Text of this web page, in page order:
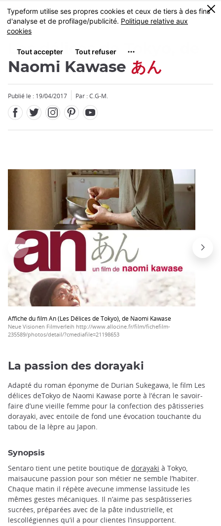
Skip
to
main
MENU
0
Les délices de Tokyo, de
Naomi Kawase あん
Publié le : 19/04/2017 Par : C.G-M.
Affiche du film An (Les Délices de Tokyo), de Naomi Kawase
Neue Visionen Filmverleih http://www.allocine.fr/film/fichefilm-
235589/photos/detail/?cmediafile=21198653
Fermer
La passion des dorayaki
Adapté du roman éponyme de Durian Sukegawa, le film Les
délices deTokyo de Naomi Kawase porte à l’écran le savoir-
faire d’une vieille femme pour la confection des pâtisseries
dorayaki, avec entoile de fond une évocation touchante du
tabou de la lèpre au Japon.
Synopsis
Sentaro tient une petite boutique de dorayaki à Tokyo,
maisaucune passion pour son métier ne semble l’habiter.
Chaque matin il répète avecune immense lassitude les
mêmes gestes mécaniques. Il n’aime pas sespâtisseries
sucrées, préparées avec de la pâte industrielle, et
lescollégiennes qu’il a pour clientes l’insupportent.